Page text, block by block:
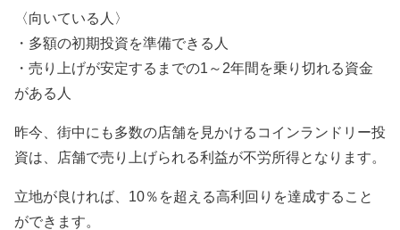
〈向いている人〉
・多額の初期投資を準備できる人
・売り上げが安定するまでの1～2年間を乗り切れる資金
がある人
昨今、街中にも多数の店舗を見かけるコインランドリー投
資は、店舗で売り上げられる利益が不労所得となります。
立地が良ければ、10％を超える高利回りを達成すること
ができます。